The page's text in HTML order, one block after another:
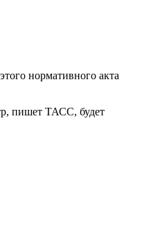
нормативного акта
пишет ТАСС, будет